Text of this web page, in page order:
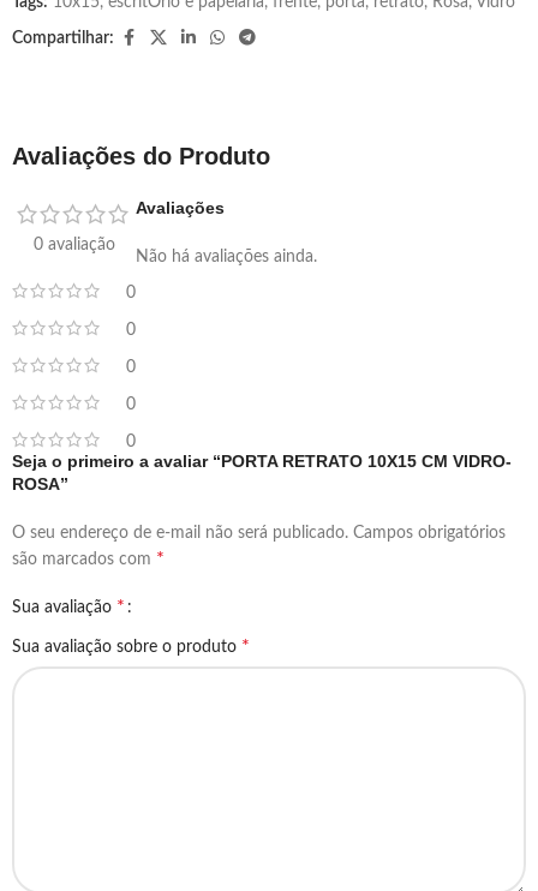
Compartilhar:
Avaliações do Produto
0 avaliação
0
0
0
0
0
Avaliações
Não há avaliações ainda.
Seja o primeiro a avaliar “PORTA RETRATO 10X15 CM VIDRO-
ROSA”
O seu endereço de e-mail não será publicado. Campos obrigatórios
são marcados com *
Sua avaliação *
Sua avaliação sobre o produto *